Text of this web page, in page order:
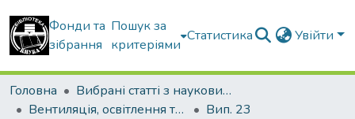
Фонди та
зібрання
Пошук за
критеріями
Статистика Увійти
Головна
Вибрані статті з наукових збірників КНУБА
Вентиляція, освітлення та теплогазопостачання
Вип. 23